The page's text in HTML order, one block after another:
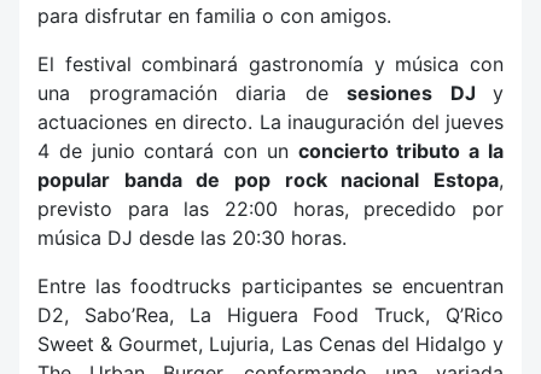
para disfrutar en familia o con amigos.
El festival combinará gastronomía y música con
una programación diaria de sesiones DJ y
actuaciones en directo. La inauguración del jueves
4 de junio contará con un concierto tributo a la
popular banda de pop rock nacional Estopa,
previsto para las 22:00 horas, precedido por
música DJ desde las 20:30 horas.
Entre las foodtrucks participantes se encuentran
D2, Sabo’Rea, La Higuera Food Truck, Q’Rico
Sweet & Gourmet, Lujuria, Las Cenas del Hidalgo y